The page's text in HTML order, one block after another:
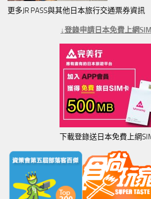
更多JR PASS與其他日本旅行交通票券資訊
↓登錄申請日本免費上網
下載登錄送日本免費上網